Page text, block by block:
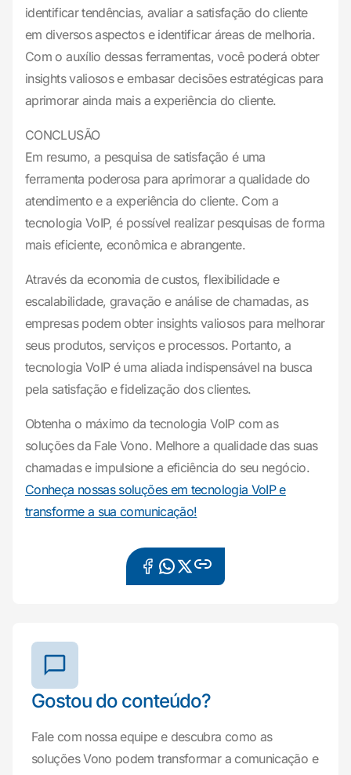
identificar tendências, avaliar a satisfação do cliente
em diversos aspectos e identificar áreas de melhoria.
Com o auxílio dessas ferramentas, você poderá obter
insights valiosos e embasar decisões estratégicas para
aprimorar ainda mais a experiência do cliente.
CONCLUSÃO
Em resumo, a pesquisa de satisfação é uma
ferramenta poderosa para aprimorar a qualidade do
atendimento e a experiência do cliente. Com a
tecnologia VoIP, é possível realizar pesquisas de forma
mais eficiente, econômica e abrangente.
Através da economia de custos, flexibilidade e
escalabilidade, gravação e análise de chamadas, as
empresas podem obter insights valiosos para melhorar
seus produtos, serviços e processos. Portanto, a
tecnologia VoIP é uma aliada indispensável na busca
pela satisfação e fidelização dos clientes.
Obtenha o máximo da tecnologia VoIP com as
soluções da Fale Vono. Melhore a qualidade das suas
chamadas e impulsione a eficiência do seu negócio.
Conheça nossas soluções em tecnologia VoIP e
transforme a sua comunicação!
Gostou do conteúdo?
Fale com nossa equipe e descubra como as
soluções Vono podem transformar a comunicação e